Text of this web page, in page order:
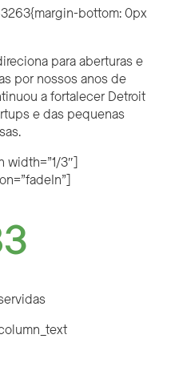
bottom: 0px
para aberturas e
por nossos anos de
a fortalecer Detroit
e das pequenas
width=”1/3″]